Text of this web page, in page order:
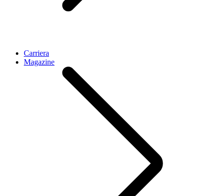
Carriera
Magazine